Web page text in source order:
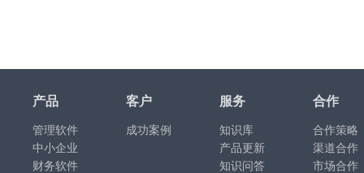
产品
管理软件
中小企业
财务软件
客户
成功案例
服务
知识库
产品更新
知识问答
合作
合作策略
渠道合作
市场合作